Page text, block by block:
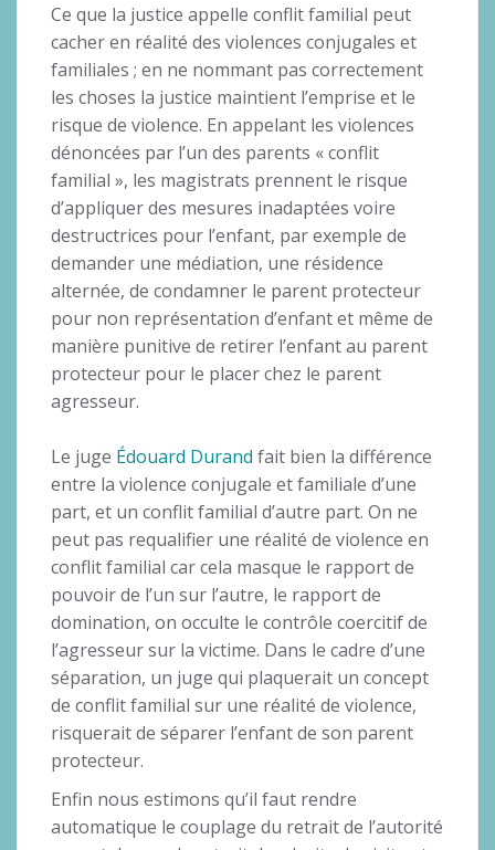
Ce que la justice appelle conflit familial peut
cacher en réalité des violences conjugales et
familiales ; en ne nommant pas correctement
les choses la justice maintient l’emprise et le
risque de violence. En appelant les violences
dénoncées par l’un des parents « conflit
familial », les magistrats prennent le risque
d’appliquer des mesures inadaptées voire
destructrices pour l’enfant, par exemple de
demander une médiation, une résidence
alternée, de condamner le parent protecteur
pour non représentation d’enfant et même de
manière punitive de retirer l’enfant au parent
protecteur pour le placer chez le parent
agresseur.
Le juge Édouard Durand fait bien la différence
entre la violence conjugale et familiale d’une
part, et un conflit familial d’autre part. On ne
peut pas requalifier une réalité de violence en
conflit familial car cela masque le rapport de
pouvoir de l’un sur l’autre, le rapport de
domination, on occulte le contrôle coercitif de
l’agresseur sur la victime. Dans le cadre d’une
séparation, un juge qui plaquerait un concept
de conflit familial sur une réalité de violence,
risquerait de séparer l’enfant de son parent
protecteur.
Enfin nous estimons qu’il faut rendre
automatique le couplage du retrait de l’autorité